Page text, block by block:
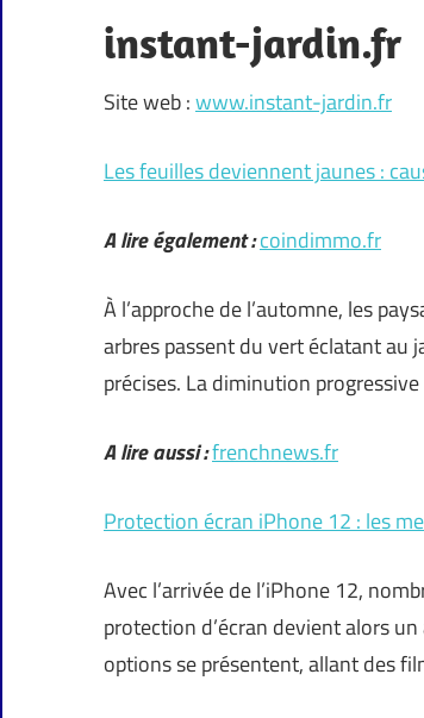
instant-jardin.fr
Site web :www.instant-jardin.fr
Les feuilles deviennent jaunes :
A lire également :coindimmo.fr
À l’approche de l’automne, les
arbres passent du vert éclatant au
précises. La diminution
A lire aussi :frenchnews.fr
Protection écran iPhone 12 : les
Avec l’arrivée de l’iPhone 12,
protection d’écran devient alors
options se présentent, allant des